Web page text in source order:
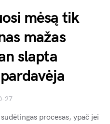
mėsą tik
mažas
slapta
27
procesas, ypač jei